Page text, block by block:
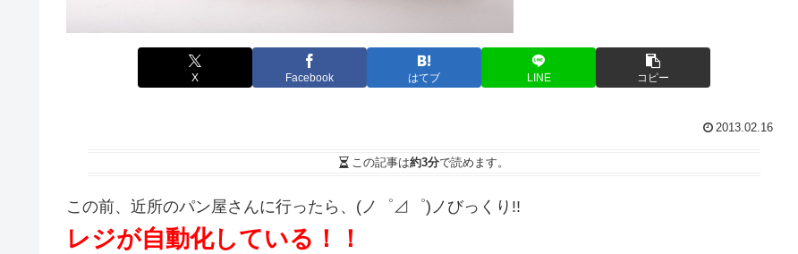
X Facebook はてブ LINE コピー
2013.02.16
この記事は約3分で読めます。
この前、近所のパン屋さんに行ったら、(ノ゜⊿゜)ノびっくり!!
レジが自動化している！！